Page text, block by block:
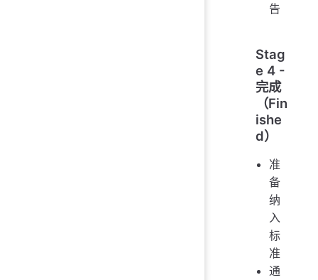
告
Stag
e 4 -
完成
（Fin
ishe
d）
准
备
纳
入
标
准
通